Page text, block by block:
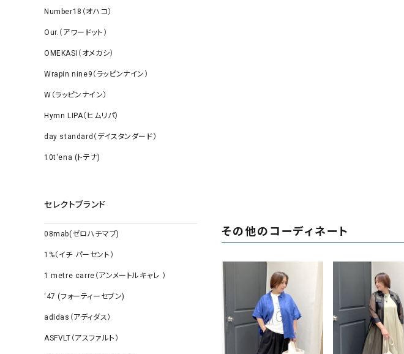
Number18（オハコ）
Our.（アワードット）
OMEKASI（オメカシ）
Wrapin nine9（ラッピンナイン）
W（ラッピンナイン）
Hymn LIPA（ヒムリパ）
day standard（デイスタンダード）
10t'ena (トテナ)
セレクトブランド
08mab(ゼロハチマブ)
1%（イチ パーセント）
1 metre carre（アンメートルキャレ ）
‘47 (フォーティーセブン)
adidas（アディダス）
ASFVLT（アスファルト）
その他のコーディネート